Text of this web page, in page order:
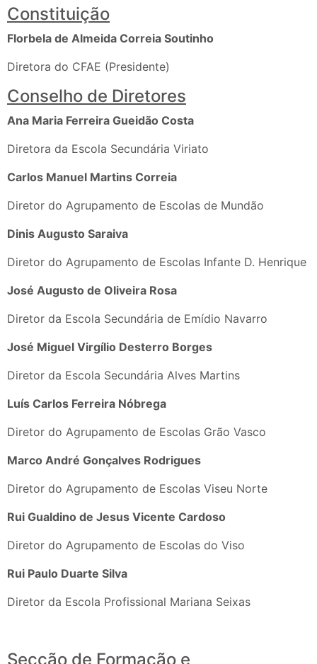
Constituição
Florbela de Almeida Correia Soutinho
Diretora do CFAE (Presidente)
Conselho de Diretores
Ana Maria Ferreira Gueidão Costa
Diretora da Escola Secundária Viriato
Carlos Manuel Martins Correia
Diretor do Agrupamento de Escolas de Mundão
Dinis Augusto Saraiva
Diretor do Agrupamento de Escolas Infante D. Henrique
José Augusto de Oliveira Rosa
Diretor da Escola Secundária de Emídio Navarro
José Miguel Virgílio Desterro Borges
Diretor da Escola Secundária Alves Martins
Luís Carlos Ferreira Nóbrega
Diretor do Agrupamento de Escolas Grão Vasco
Marco André Gonçalves Rodrigues
Diretor do Agrupamento de Escolas Viseu Norte
Rui Gualdino de Jesus Vicente Cardoso
Diretor do Agrupamento de Escolas do Viso
Rui Paulo Duarte Silva
Diretor da Escola Profissional Mariana Seixas
Secção de Formação e